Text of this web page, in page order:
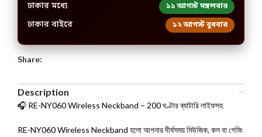
ঢাকার মধ্যে ১১ আগস্ট মঙ্গলবার
ঢাকার বাইরে ১২ আগস্ট বুধবার
Share:
Description
🎧 RE-NY060 Wireless Neckband – 200 ঘণ্টার ব্যাটারি লাইফসহ
RE-NY060 Wireless Neckband হলো আপনার দীর্ঘসময় মিউজিক, কল বা গেমিং